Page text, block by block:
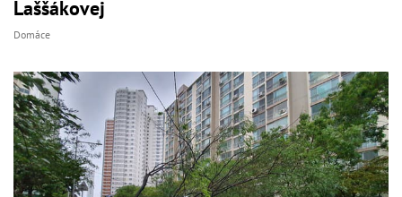
Laššákovej
Domáce